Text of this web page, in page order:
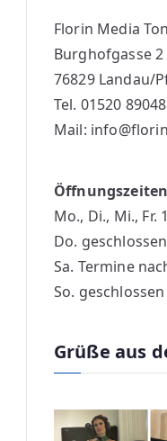
Florin Media
Burghofgasse 2
76829 Landau/
Tel. 01520
Mail:
Mo., Di., Mi., Fr.
Do. geschlossen
Sa. Termine
So. geschlossen
Grüße aus